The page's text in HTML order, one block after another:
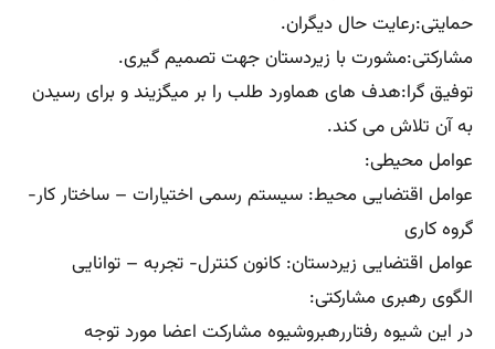
حمایتی:رعایت حال دیگران.
مشارکتی:مشورت با زیردستان جهت تصمیم گیری.
توفیق گرا:هدف های هماورد طلب را بر میگزیند و برای رسیدن
به آن تلاش می کند.
عوامل محیطی:
عوامل اقتضایی محیط: سیستم رسمی اختیارات – ساختار کار-
گروه کاری
عوامل اقتضایی زیردستان: کانون کنترل- تجربه – توانایی
الگوی رهبری مشارکتی:
در این شیوه رفتاررهبروشیوه مشارکت اعضا مورد توجه